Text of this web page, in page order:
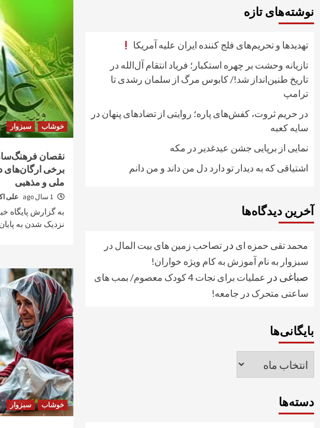
خوشاب سبزوار
نقصان
برخی ارگان‌های
ملی و مذهبی
1 سال ago علی
به گزارش پایگاه
نزدیک شدن به
خوشاب سبزوار
نوشته‌های تازه
تهدیدها و تحریم‌های فلج کننده ایران علیه آمریکا
تازیانه وحشت بر چهره استکبار؛ فریاد انتقام آل‌الله در
تاریخ طنین‌انداز شد!/ کابوس مرگ از سلمان رشدی تا
ترامپ
در حریم ثروت، کفش‌های پاره؛ روایتی از تضادهای پنهان در
سایه کعبه
نمایی از برپایی جشن عیدغدیر در مکه
اشتیاقی که به دیدار تو دارد دل من داند و من دانم
آخرین دیدگاه‌ها
محمد تقی حمزه ای درتصاحب زمین های بیت المال در
سبزوار به نام آموزش به کام ویژه خواران!
صباغی در
عملیات برای نجات 4 کودک معصوم/ بمب های
ساعتی متحرک در جامعه!
بایگانی‌ها
بایگانی‌ها
دسته‌ها